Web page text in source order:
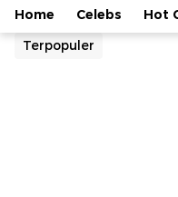
Home Celebs Hot
Terpopuler